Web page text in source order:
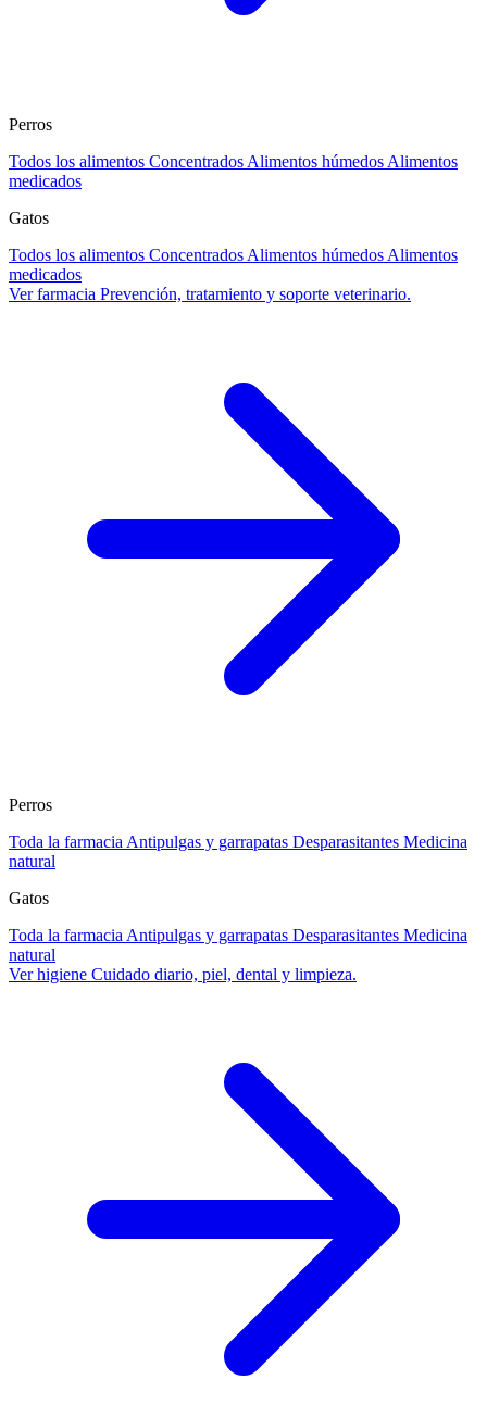
Perros
Todos los alimentos Concentrados Alimentos húmedos Alimentos
medicados
Gatos
Todos los alimentos Concentrados Alimentos húmedos Alimentos
medicados
Ver farmacia Prevención, tratamiento y soporte veterinario.
Perros
Toda la farmacia Antipulgas y garrapatas Desparasitantes Medicina
natural
Gatos
Toda la farmacia Antipulgas y garrapatas Desparasitantes Medicina
natural
Ver higiene Cuidado diario, piel, dental y limpieza.